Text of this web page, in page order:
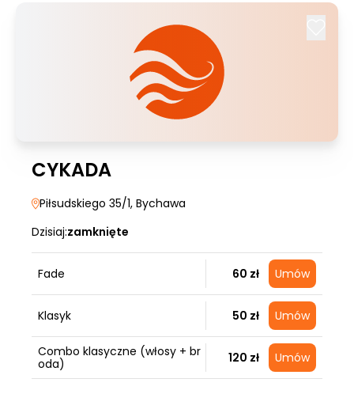
CYKADA
Piłsudskiego 35/1, Bychawa
Dzisiaj:zamknięte
Fade 60 zł Umów
Klasyk 50 zł Umów
Combo klasyczne (włosy + br
oda)
120 zł Umów